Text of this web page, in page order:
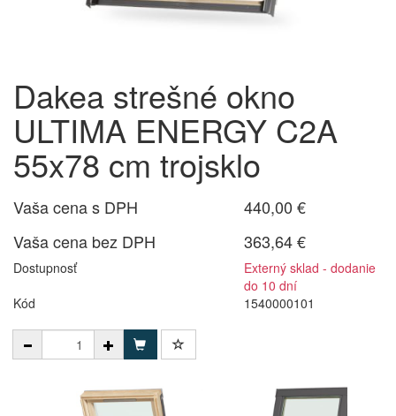
Dakea strešné okno
ULTIMA ENERGY C2A
55x78 cm trojsklo
Vaša cena s DPH
440,00 €
Vaša cena bez DPH
363,64 €
Dostupnosť
Externý sklad - dodanie
do 10 dní
Kód
1540000101